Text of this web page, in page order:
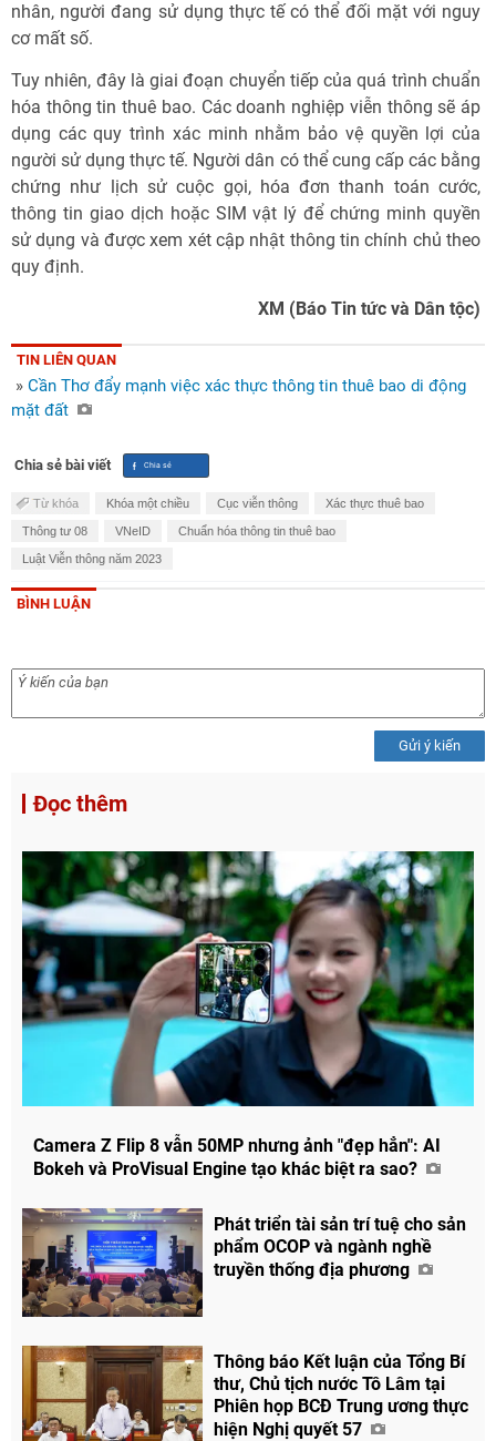
nhân, người đang sử dụng thực tế có thể đối mặt với nguy
cơ mất số.
Tuy nhiên, đây là giai đoạn chuyển tiếp của quá trình chuẩn
hóa thông tin thuê bao. Các doanh nghiệp viễn thông sẽ áp
dụng các quy trình xác minh nhằm bảo vệ quyền lợi của
người sử dụng thực tế. Người dân có thể cung cấp các bằng
chứng như lịch sử cuộc gọi, hóa đơn thanh toán cước,
thông tin giao dịch hoặc SIM vật lý để chứng minh quyền
sử dụng và được xem xét cập nhật thông tin chính chủ theo
quy định.
XM (Báo Tin tức và Dân tộc)
TIN LIÊN QUAN
» Cần Thơ đẩy mạnh việc xác thực thông tin thuê bao di động
mặt đất
Chia sẻ bài viết
Từ khóa Khóa một chiều Cục viễn thông Xác thực thuê bao
Thông tư 08 VNeID Chuẩn hóa thông tin thuê bao
Luật Viễn thông năm 2023
BÌNH LUẬN
Gửi ý kiến
Đọc thêm
Camera Z Flip 8 vẫn 50MP nhưng ảnh "đẹp hẳn": AI
Bokeh và ProVisual Engine tạo khác biệt ra sao?
Phát triển tài sản trí tuệ cho sản
phẩm OCOP và ngành nghề
truyền thống địa phương
Thông báo Kết luận của Tổng Bí
thư, Chủ tịch nước Tô Lâm tại
Phiên họp BCĐ Trung ương thực
hiện Nghị quyết 57